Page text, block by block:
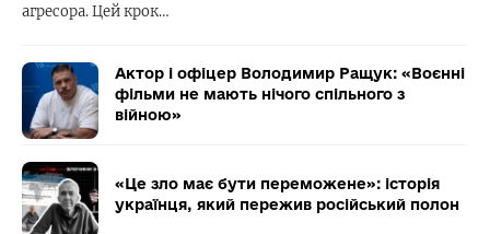
агресора. Цей крок…
Актор і офіцер Володимир Ращук: «Воєнні
фільми не мають нічого спільного з
війною»
«Це зло має бути переможене»: історія
українця, який пережив російський полон